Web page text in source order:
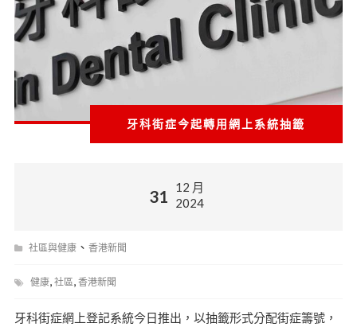
牙科街症今起轉用網上系統抽籤
31
12 月
2024
社區與健康、 香港新聞
健康, 社區, 香港新聞
牙科街症網上登記系統今日推出，以抽籤形式分配街症籌號，